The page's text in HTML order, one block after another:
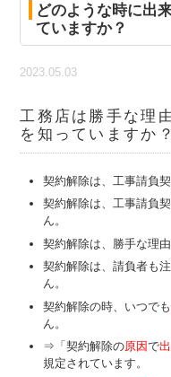
どのような時に出
ていますか？
2023.05.03
工務店は勝手な理
を知っていますか？
契約解除は、工事請負
契約解除は、工事請負
ん。
契約解除は、勝手な理
契約解除は、請負者も
ん。
契約解除の時、いつでも
ん。
⇒「契約解除の原因で
規定されています。